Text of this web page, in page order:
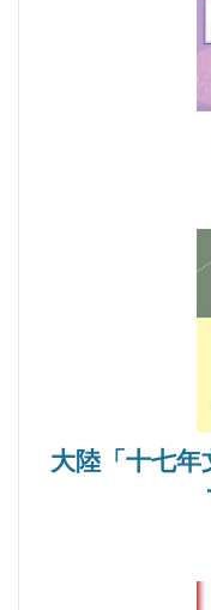
回來，說她忘了說
因為幕妮的失誤，
被同學恥笑，經常
學會飛翔。但馬拉
飛，只有不斷往前
幕妮的眼眶流出，
大陸「十七年